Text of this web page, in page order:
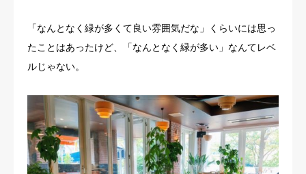
「なんとなく緑が多くて良い雰囲気だな」くらいには思っ
たことはあったけど、「なんとなく緑が多い」なんてレベ
ルじゃない。